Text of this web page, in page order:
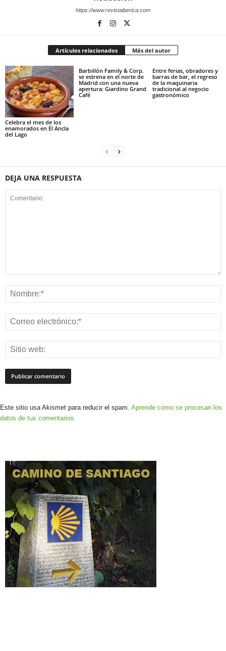
https://www.revistaiberica.com
Artículos relacionados Más del autor
Celebra el mes de los
enamorados en El Ancla
del Lago
Barbillón Family & Corp.
se estrena en el norte de
Madrid con una nueva
apertura: Giardino Grand
Café
Entre ferias, obradores y
barras de bar, el regreso
de la maquinaria
tradicional al negocio
gastronómico
DEJA UNA RESPUESTA
Este sitio usa Akismet para reducir el spam. Aprende cómo se procesan los
datos de tus comentarios.